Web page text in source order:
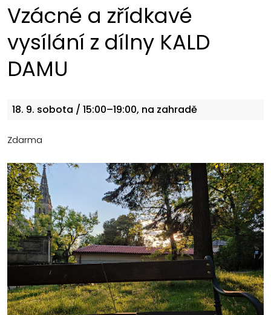
Vzácné a zřídkavé
vysílání z dílny KALD
DAMU
18. 9. sobota / 15:00–19:00, na zahradě
Zdarma